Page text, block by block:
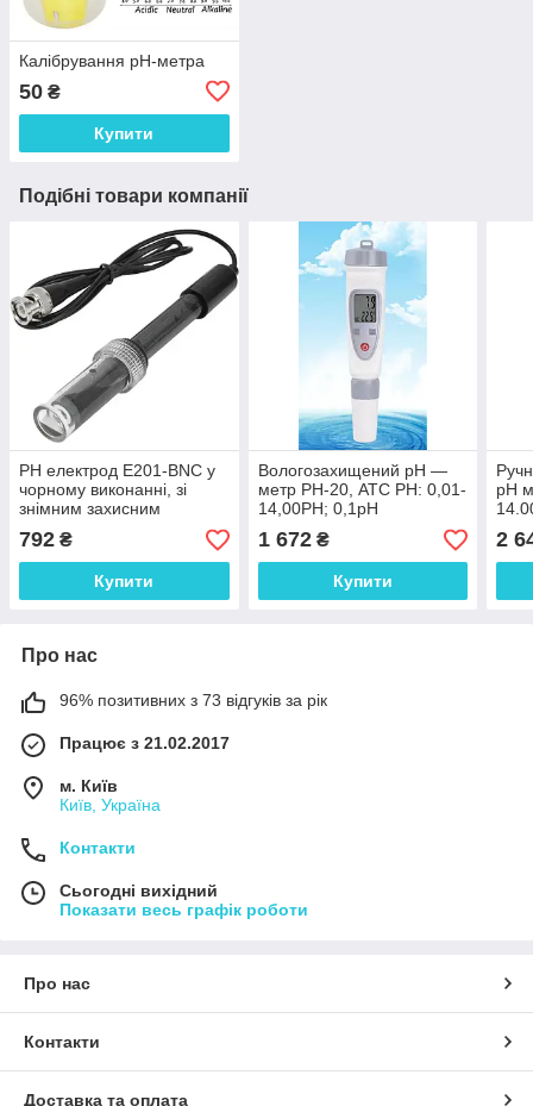
Калібрування рН-метра
50 ₴
Купити
Подібні товари компанії
PH електрод E201-BNC у
чорному виконанні, зі
знімним захисним
екраном та сферичним
накінечником, 0-14рН,
довжина кабелю - 1 метр
792 ₴
Купити
Вологозахищений рН —
метр РН-20, АТС PH: 0,01-
14,00PH; 0,1рН
1 672₴
Купити
pH
2
Про нас
96% позитивних з 73 відгуків за рік
Працює з 21.02.2017
м. Київ
Київ, Україна
Контакти
Сьогодні вихідний
Показати весь графік роботи
Про нас
Контакти
Доставка та оплата